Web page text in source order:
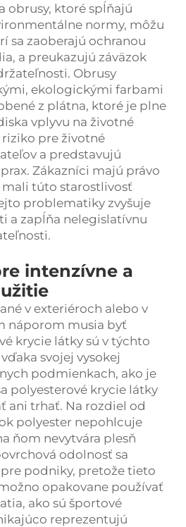
obrusy, ktoré spĺňajú
normy, môžu
sa zaoberajú ochranou
a preukazujú záväzok
Obrusy
ekologickými farbami
z plátna, ktoré je plne
vplyvu na životné
pre životné
a predstavujú
Zákazníci majú právo
mali túto starostlivosť
problematiky zvyšuje
a zapĺňa nelegislatívnu
intenzívne a
v exteriéroch alebo v
náporom musia byť
krycie látky sú v týchto
svojej vysokej
podmienkach, ako je
polyesterové krycie látky
ani trhať. Na rozdiel od
polyester nepohlcuje
ňom nevytvára plesň
odolnosť sa
podniky, pretože tieto
opakovane používať
ako sú športové
reprezentujú